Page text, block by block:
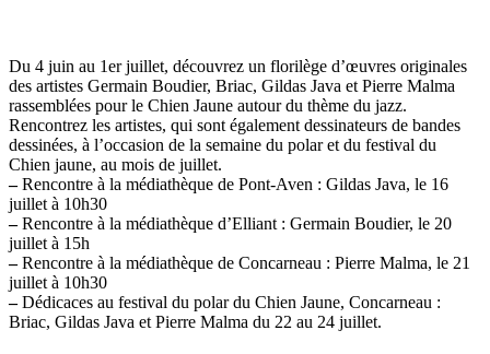
Du 4 juin au 1er juillet, découvrez un florilège d’œuvres originales
des artistes Germain Boudier, Briac, Gildas Java et Pierre Malma
rassemblées pour le Chien Jaune autour du thème du jazz.
Rencontrez les artistes, qui sont également dessinateurs de bandes
dessinées, à l’occasion de la semaine du polar et du festival du
Chien jaune, au mois de juillet.
–Rencontre à la médiathèque de Pont-Aven : Gildas Java, le 16
juillet à 10h30
–Rencontre à la médiathèque d’Elliant : Germain Boudier, le 20
juillet à 15h
–Rencontre à la médiathèque de Concarneau : Pierre Malma, le 21
juillet à 10h30
–Dédicaces au festival du polar du Chien Jaune, Concarneau :
Briac, Gildas Java et Pierre Malma du 22 au 24 juillet.